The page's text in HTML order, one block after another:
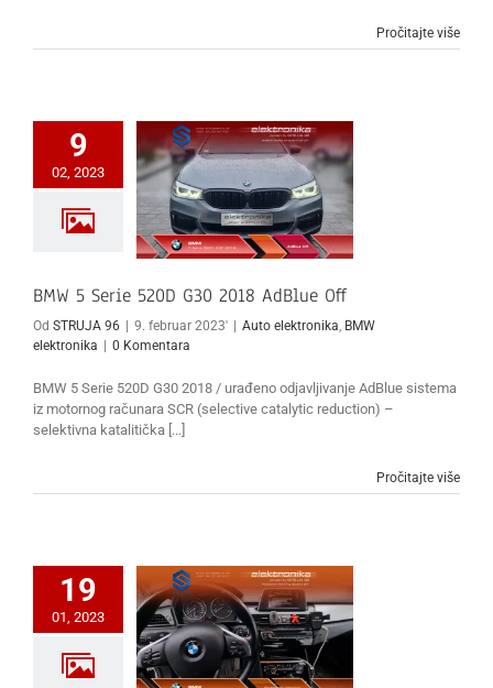
Pročitajte više
9
02, 2023
BMW 5 Serie 520D G30
BMW
elektronika
BMW 5 Serie 520D G30 2018 AdBlue Off
Od STRUJA 96 | 9. februar 2023' | Auto elektronika BMW
elektronika | 0 Komentara
BMW 5 Serie 520D G30 2018 / urađeno odjavljivanje AdBlue sistema
iz motornog računara SCR (selective catalytic reduction) –
selektivna katalitička [...]
Pročitajte više
19
01, 2023
BMW 218d Elektronika –
Pedestrian Warning
System Off
BMW